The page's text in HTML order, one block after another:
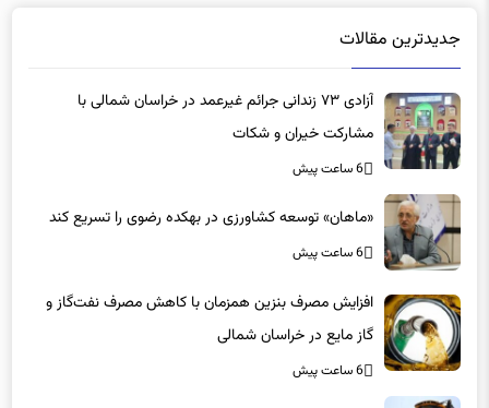
جدیدترین مقالات
آزادی ۷۳ زندانی جرائم غیرعمد در خراسان شمالی با
مشارکت خیران و شکات
«ماهان» توسعه کشاورزی در بهکده رضوی را تسریع کند
افزایش مصرف بنزین همزمان با کاهش مصرف نفت‌گاز و
گاز مایع در خراسان شمالی